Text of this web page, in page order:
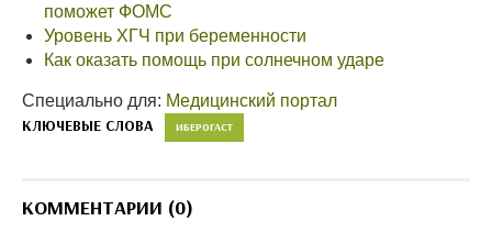
поможет ФОМС
Уровень ХГЧ при беременности
Как оказать помощь при солнечном ударе
Специально для: Медицинский портал
КЛЮЧЕВЫЕ СЛОВА ИБЕРОГАСТ
КОММЕНТАРИИ (0)